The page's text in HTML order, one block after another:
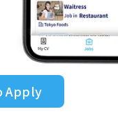
Apply